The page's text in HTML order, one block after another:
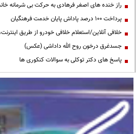
راز خنده های اصغر فرهادی به حرکت بی شرمانه
پرداخت ۱۰۰ درصد پاداش پایان خدمت فرهنگیان
خلافی آنلاین/استعلام خلافی خودرو از طریق
جسدغرق درخون روح الله داداشی (عکس)
پاسخ های دکتر توکلی به سوالات کنکوری ها